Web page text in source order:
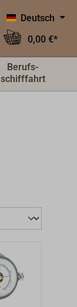
Deutsch
0,00 €*
Berufs-
schifffahrt